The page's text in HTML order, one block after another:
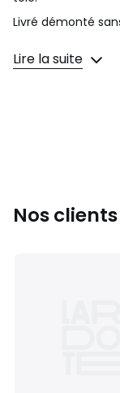
Livré démonté
Couleurs Beige
Tailles 160x200 cm
Lire la suite
Nos